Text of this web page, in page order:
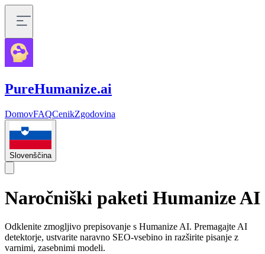
PureHumanize.ai
DomovFAQCenikZgodovina
Slovenščina
Naročniški paketi Humanize AI
Odklenite zmogljivo prepisovanje s Humanize AI. Premagajte AI
detektorje, ustvarite naravno SEO-vsebino in razširite pisanje z
varnimi, zasebnimi modeli.